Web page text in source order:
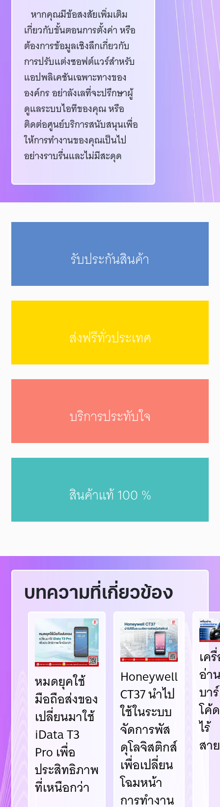
หากคุณมีข้อสงสัยเพิ่มเติม
เกี่ยวกับขั้นตอนการตั้งค่า หรือ
ต้องการข้อมูลเชิงลึกเกี่ยวกับ
การปรับแต่งซอฟต์แวร์สำหรับ
แอปพลิเคชันเฉพาะทางของ
องค์กร อย่าลังเลที่จะปรึกษาผู้
ดูแลระบบไอทีของคุณ หรือ
ติดต่อศูนย์บริการสนับสนุนเพื่อ
ให้การทำงานของคุณเป็นไป
อย่างราบรื่นและไม่มีสะดุด
รับประกันสินค้า
ส่งฟรีทั่วประเทศ
บริการประทับใจ
สินค้าแท้ 100 %
บทความที่เกี่ยวข้อง
หมดยุคใช้
มือถือส่งของ
เปลี่ยนมาใช้
iData T3
Pro เพื่อ
ประสิทธิภาพ
ที่เหนือกว่า
Honeywell
CT37 นำไป
ใช้ในระบบ
จัดการพัส
ดุโลจิสติกส์
เพื่อเปลี่ยน
โฉมหน้า
การทำงาน
เค
อ่า
บาร์
โค้ด
ไร้
สาย